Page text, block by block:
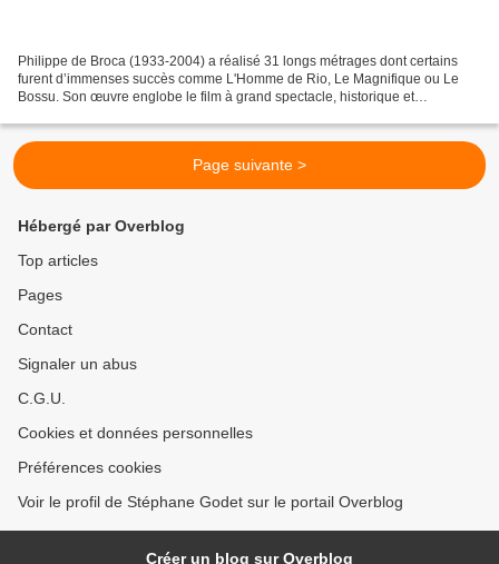
Philippe de Broca (1933-2004) a réalisé 31 longs métrages dont certains
furent d’immenses succès comme L'Homme de Rio, Le Magnifique ou Le
Bossu. Son œuvre englobe le film à grand spectacle, historique et
Page suivante >
Hébergé par Overblog
Top articles
Pages
Contact
Signaler un abus
C.G.U.
Cookies et données personnelles
Préférences cookies
Voir le profil de Stéphane Godet sur le portail Overblog
Créer un blog sur Overblog